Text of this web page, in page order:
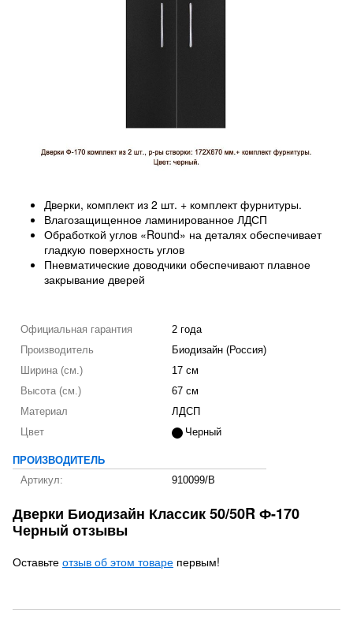
Дверки, комплект из 2 шт. + комплект фурнитуры.
Влагозащищенное ламинированное ЛДСП
Обработкой углов «Round» на деталях обеспечивает
гладкую поверхность углов
Пневматические доводчики обеспечивают плавное
закрывание дверей
Официальная гарантия
2 года
Производитель
Биодизайн (Россия)
Ширина (см.)
17 см
Высота (см.)
67 см
Материал
ЛДСП
Цвет
Черный
ПРОИЗВОДИТЕЛЬ
Артикул:
910099/B
Дверки Биодизайн Классик 50/50R Ф-170
Черный отзывы
Оставьте отзыв об этом товаре первым!